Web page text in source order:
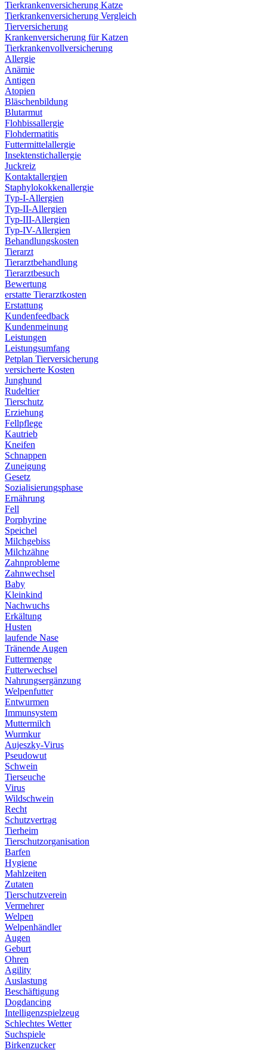
Tierkrankenversicherung Katze
Tierkrankenversicherung Vergleich
Tierversicherung
Krankenversicherung für Katzen
Tierkrankenvollversicherung
Allergie
Anämie
Antigen
Atopien
Bläschenbildung
Blutarmut
Flohbissallergie
Flohdermatitis
Futtermittelallergie
Insektenstichallergie
Juckreiz
Kontaktallergien
Staphylokokkenallergie
Typ-I-Allergien
Typ-II-Allergien
Typ-III-Allergien
Typ-IV-Allergien
Behandlungskosten
Tierarzt
Tierarztbehandlung
Tierarztbesuch
Bewertung
erstatte Tierarztkosten
Erstattung
Kundenfeedback
Kundenmeinung
Leistungen
Leistungsumfang
Petplan Tierversicherung
versicherte Kosten
Junghund
Rudeltier
Tierschutz
Erziehung
Fellpflege
Kautrieb
Kneifen
Schnappen
Zuneigung
Gesetz
Sozialisierungsphase
Ernährung
Fell
Porphyrine
Speichel
Milchgebiss
Milchzähne
Zahnprobleme
Zahnwechsel
Baby
Kleinkind
Nachwuchs
Erkältung
Husten
laufende Nase
Tränende Augen
Futtermenge
Futterwechsel
Nahrungsergänzung
Welpenfutter
Entwurmen
Immunsystem
Muttermilch
Wurmkur
Aujeszky-Virus
Pseudowut
Schwein
Tierseuche
Virus
Wildschwein
Recht
Schutzvertrag
Tierheim
Tierschutzorganisation
Barfen
Hygiene
Mahlzeiten
Zutaten
Tierschutzverein
Vermehrer
Welpen
Welpenhändler
Augen
Geburt
Ohren
Agility
Auslastung
Beschäftigung
Dogdancing
Intelligenzspielzeug
Schlechtes Wetter
Suchspiele
Birkenzucker